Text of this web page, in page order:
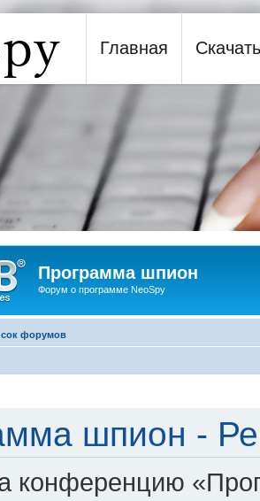
шпион NeoSpy
Главная Скачать
Программа шпион
Форум о программе NeoSpy
форумов
шпион -
конференцию